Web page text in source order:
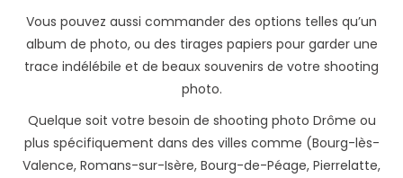
Vous pouvez aussi commander des options telles qu’un
album de photo, ou des tirages papiers pour garder une
trace indélébile et de beaux souvenirs de votre shooting
photo.
Quelque soit votre besoin de shooting photo Drôme ou
plus spécifiquement dans des villes comme (Bourg-lès-
Valence, Romans-sur-Isère, Bourg-de-Péage, Pierrelatte,